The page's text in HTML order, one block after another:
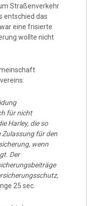
Straßenverkehr
entschied das
eine frisierte
wollte nicht
für nicht
Harley, die so
Zulassung für den
wenn
Der
25 sec.